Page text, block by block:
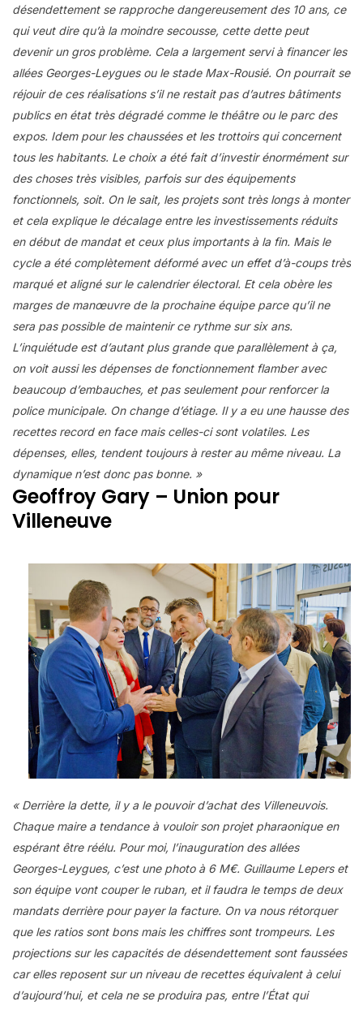
désendettement se rapproche dangereusement des 10 ans, ce
qui veut dire qu’à la moindre secousse, cette dette peut
devenir un gros problème. Cela a largement servi à financer les
allées Georges-Leygues ou le stade Max-Rousié. On pourrait se
réjouir de ces réalisations s’il ne restait pas d’autres bâtiments
publics en état très dégradé comme le théâtre ou le parc des
expos. Idem pour les chaussées et les trottoirs qui concernent
tous les habitants. Le choix a été fait d’investir énormément sur
des choses très visibles, parfois sur des équipements
fonctionnels, soit. On le sait, les projets sont très longs à monter
et cela explique le décalage entre les investissements réduits
en début de mandat et ceux plus importants à la fin. Mais le
cycle a été complètement déformé avec un effet d’à-coups très
marqué et aligné sur le calendrier électoral. Et cela obère les
marges de manœuvre de la prochaine équipe parce qu’il ne
sera pas possible de maintenir ce rythme sur six ans.
L’inquiétude est d’autant plus grande que parallèlement à ça,
on voit aussi les dépenses de fonctionnement flamber avec
beaucoup d’embauches, et pas seulement pour renforcer la
police municipale. On change d’étiage. Il y a eu une hausse des
recettes record en face mais celles-ci sont volatiles. Les
dépenses, elles, tendent toujours à rester au même niveau. La
dynamique n’est donc pas bonne. »
Geoffroy Gary – Union pour
Villeneuve
« Derrière la dette, il y a le pouvoir d’achat des Villeneuvois.
Chaque maire a tendance à vouloir son projet pharaonique en
espérant être réélu. Pour moi, l’inauguration des allées
Georges-Leygues, c’est une photo à 6 M€. Guillaume Lepers et
son équipe vont couper le ruban, et il faudra le temps de deux
mandats derrière pour payer la facture. On va nous rétorquer
que les ratios sont bons mais les chiffres sont trompeurs. Les
projections sur les capacités de désendettement sont faussées
car elles reposent sur un niveau de recettes équivalent à celui
d’aujourd’hui, et cela ne se produira pas, entre l’État qui